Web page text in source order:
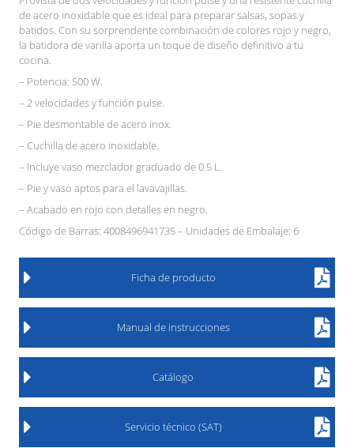
de acero inoxidable que es ideal para preparar salsas, sopas y
batidos. Con su sorprendente combinación de colores rojo y negro,
la batidora de varilla aporta un toque de diseño definitivo a tu
cocina.
– Potencia: 500 W.
– 2 velocidades y función pulse.
– Pie desmontable de acero inox.
– Cuchilla de acero inoxidable.
– Incluye vaso mezclador graduado de 0.5 L.
– Pie y vaso aptos para el lavavajillas.
– Acabado en rojo con detalles en negro.
Código de Barras: 4008496941735 – Unidades de Embalaje: 6
Ficha de producto
Manual de instrucciones
Catálogo
Servicio técnico (SAT)